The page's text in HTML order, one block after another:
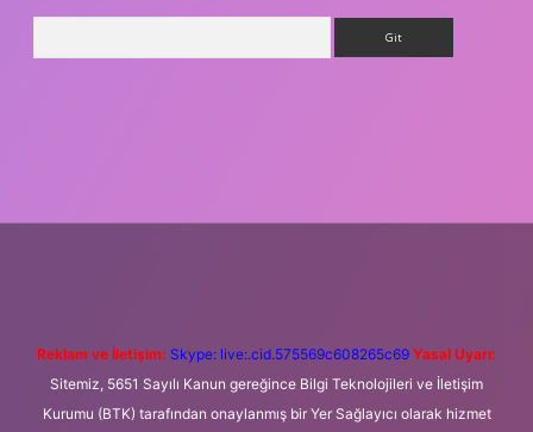
Reklam ve İletişim: Skype: live:.cid.575569c608265c69 Yasal Uyarı:
Sitemiz, 5651 Sayılı Kanun gereğince Bilgi Teknolojileri ve İletişim
Kurumu (BTK) tarafından onaylanmış bir Yer Sağlayıcı olarak hizmet